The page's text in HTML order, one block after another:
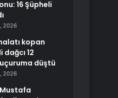
16 Şüpheli
2026
kopan
12
düştü
2026